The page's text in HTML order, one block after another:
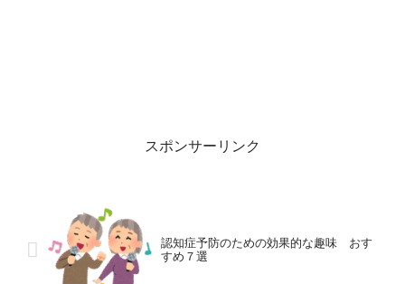
スポンサーリンク
認知症予防のための効果的な趣味 おす
すめ７選